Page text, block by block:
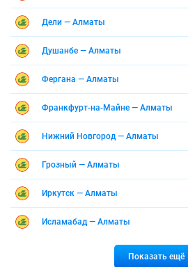
Дели — Алматы
Душанбе — Алматы
Фергана — Алматы
Франкфурт-на-Майне — Алматы
Нижний Новгород — Алматы
Грозный — Алматы
Иркутск — Алматы
Исламабад — Алматы
Показать ещё